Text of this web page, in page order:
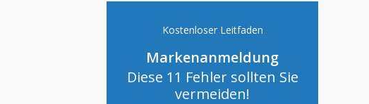
Kostenloser Leitfaden
Markenanmeldung
Diese 11 Fehler sollten Sie
vermeiden!